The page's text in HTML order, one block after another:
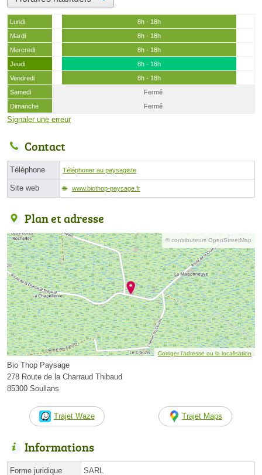
Lundi
8h - 18h
Mardi
8h - 18h
Mercredi
8h - 18h
Jeudi
8h - 18h
Vendredi
8h - 18h
Samedi
Fermé
Dimanche
Fermé
Signaler une erreur
Contact
Téléphone Téléphoner au paysagiste
Site web www.biothop-paysage.fr
Plan et adresse
© contributeurs OpenStreetMap
Corriger l’adresse ou la localisation
Bio Thop Paysage
278 Route de la Charraud Thibaud
85300 Soullans
Trajet Waze Trajet Maps
Informations
Forme juridique SARL